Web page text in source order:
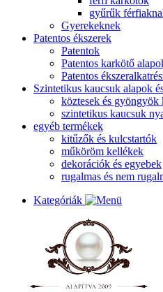
gyűrűk
Gyerekeknek
Patentos ékszerek
Patentok
Patentos karkötő
Patentos
Szintetikus kaucsuk alapok
köztesek és
szintetikus kaucsuk
egyéb termékek
kitűzők és kulcstartók
műköröm kellékek
dekorációk és egyebek
rugalmas és nem
Kategóriák